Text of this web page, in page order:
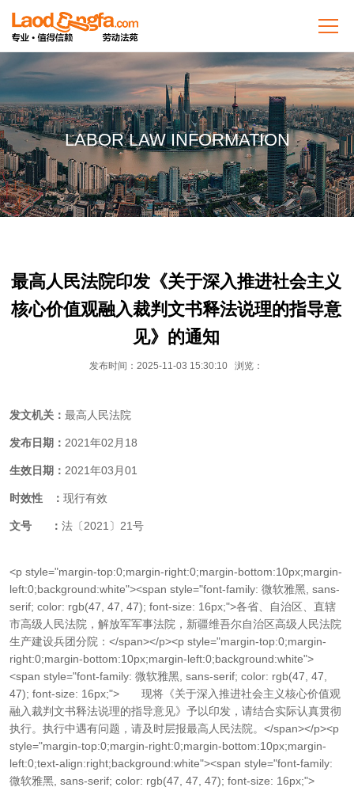
LABOR LAW INFORMATION
最高人民法院印发《关于深入推进社会主义
核心价值观融入裁判文书释法说理的指导意
见》的通知
发布时间：2025-11-03 15:30:10 浏览：
发文机关： 最高人民法院
发布日期： 2021年02月18
生效日期： 2021年03月01
时效性 ： 现行有效
文号 ： 法〔2021〕21号
<p style="margin-top:0;margin-right:0;margin-bottom:10px;margin-
left:0;background:white"><span style="font-family: 微软雅黑, sans-
serif; color: rgb(47, 47, 47); font-size: 16px;">各省、自治区、直辖
市高级人民法院，解放军军事法院，新疆维吾尔自治区高级人民法院
生产建设兵团分院：</span></p><p style="margin-top:0;margin-
right:0;margin-bottom:10px;margin-left:0;background:white">
<span style="font-family: 微软雅黑, sans-serif; color: rgb(47, 47,
47); font-size: 16px;"> 现将《关于深入推进社会主义核心价值观
融入裁判文书释法说理的指导意见》予以印发，请结合实际认真贯彻
执行。执行中遇有问题，请及时层报最高人民法院。</span></p><p
style="margin-top:0;margin-right:0;margin-bottom:10px;margin-
left:0;text-align:right;background:white"><span style="font-family:
微软雅黑, sans-serif; color: rgb(47, 47, 47); font-size: 16px;">